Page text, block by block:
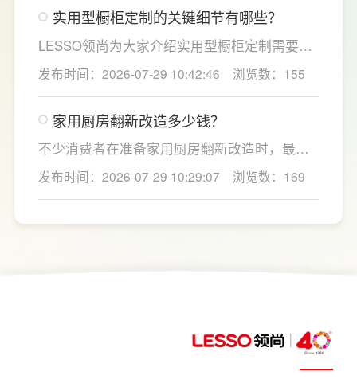
及以上之家，或是经常泡茶、冲奶、清洗果
蔬，需要持续大量净水的用户。小户型、单人
居住、日常用水量少的家庭，无需盲目追求超
大通量，避免功能过剩造成浪费。
实用型橱柜定制的关键细节有哪些？
LESSO领尚为大家介绍实用型橱柜定制需要关
注的几个关键细节：实用型橱柜定制应结合厨
房面积和家庭烹饪习惯进行规划，合理划分
洗、切、炒动线，提升下厨效率；同时充分利
用吊柜、地柜、高柜等收纳空间，并配置抽屉
分区、拉篮、转角收纳等功能设计，提高空间
利用率。
发布时间：2026-07-29 10:42:46 浏览数：155
家用厨房翻新改造多少钱？
不少消费者在准备家用厨房翻新改造时，最关
心的问题莫过于“家用厨房翻新改造多少钱”，接
下来LESSO领尚为大家解答一下。事实上，厨
房改造费用并没有统一标准，通常会受到改造
范围、空间面积、材料品质、功能配置以及是
发布时间：2026-07-29 10:29:07 浏览数：169